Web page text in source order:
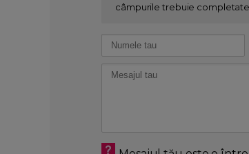
câmpurile trebuie